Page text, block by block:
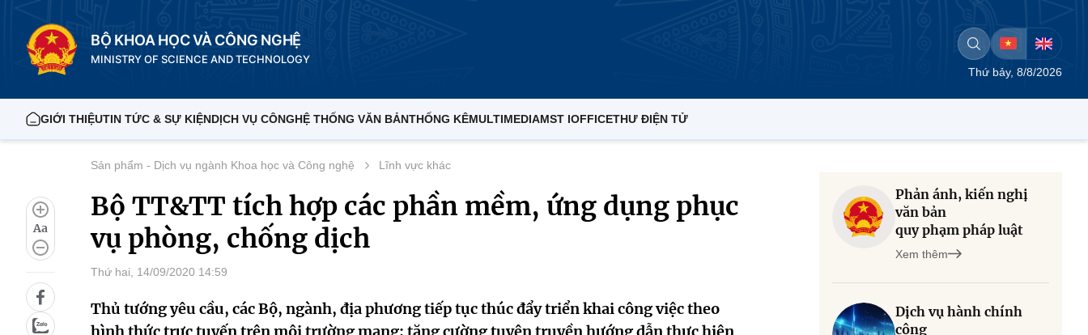
BỘ KHOA HỌC VÀ CÔNG NGHỆ
MINISTRY OF SCIENCE AND TECHNOLOGY
Thứ bảy, 8/8/2026
GIỚI THIỆUTIN TỨC & SỰ KIỆNDỊCH VỤ CÔNGHỆ THỐNG VĂN BẢNTHỐNG KÊMULTIMEDIAMST IOFFICETHƯ ĐIỆN TỬ
Aa
Sản phẩm - Dịch vụ ngành Khoa học và Công nghệ Lĩnh vực khác
Bộ TT&TT tích hợp các phần mềm, ứng dụng phục
vụ phòng, chống dịch
Thứ hai, 14/09/2020 14:59
Thủ tướng yêu cầu, các Bộ, ngành, địa phương tiếp tục thúc đẩy triển khai công việc theo
Phản ánh, kiến nghị
văn bản
quy phạm pháp luật
Xem thêm
Dịch vụ hành chính
công